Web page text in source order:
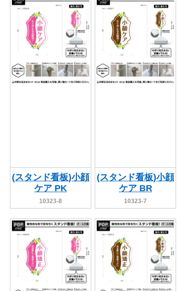
(スタンド看板)小顔
ケア PK
10323-8
(スタンド看板)小顔
ケア BR
10323-7